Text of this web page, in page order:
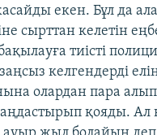
екен. Бұл да
сырттан келетін
тиісті
келгендерді
олардан пара
қояды. Ал